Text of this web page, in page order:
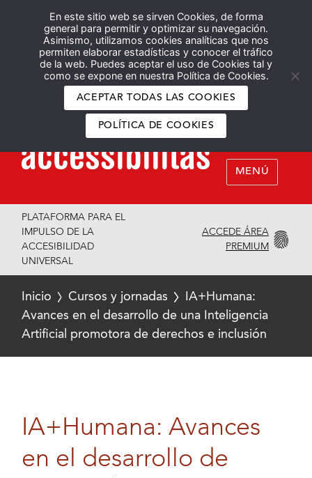
En este sitio web se sirven Cookies, de forma
general para permitir y optimizar su navegación.
Asimismo, utilizamos cookies analíticas que nos
permiten elaborar estadísticas y conocer el tráfico
de la web. Puedes aceptar el uso de Cookies tal y
como se expone en nuestra Política de Cookies.
ACEPTAR TODAS LAS COOKIES
POLÍTICA DE COOKIES
Español English
MENÚ
PLATAFORMA PARA EL
IMPULSO DE LA
ACCESIBILIDAD
UNIVERSAL
ACCEDE ÁREA
PREMIUM
Inicio Cursos y jornadas
IA+Humana:
Avances en el desarrollo de una Inteligencia
Artificial promotora de derechos e inclusión
IA+Humana: Avances
en el desarrollo de